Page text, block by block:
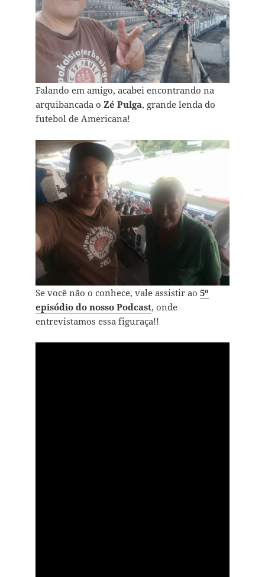
Falando em amigo, acabei encontrando na
arquibancada o Zé Pulga, grande lenda do
futebol de Americana!
Se você não o conhece, vale assistir ao 5º
episódio do nosso Podcast, onde
entrevistamos essa figuraça!!